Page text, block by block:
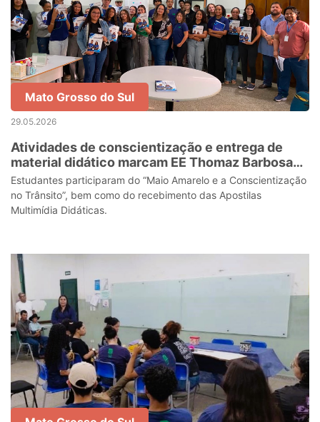
Mato Grosso do Sul
29.05.2026
Atividades de conscientização e entrega de
material didático marcam EE Thomaz Barbosa
Rangel
Estudantes participaram do “Maio Amarelo e a Conscientização
no Trânsito”, bem como do recebimento das Apostilas
Multimídia Didáticas.